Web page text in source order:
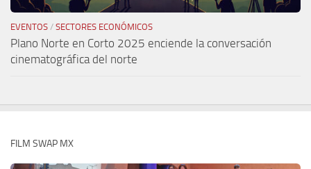
EVENTOS / SECTORES ECONÓMICOS
Plano Norte en Corto 2025 enciende la conversación
cinematográfica del norte
FILM SWAP MX